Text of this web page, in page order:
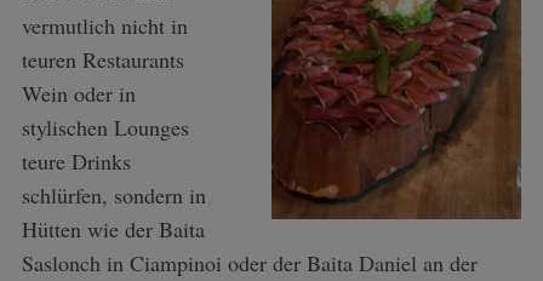
vermutlich nicht in
teuren Restaurants
Wein oder in
stylischen Lounges
teure Drinks
schlürfen, sondern in
Hütten wie der Baita
Saslonch in Ciampinoi oder der Baita Daniel an der